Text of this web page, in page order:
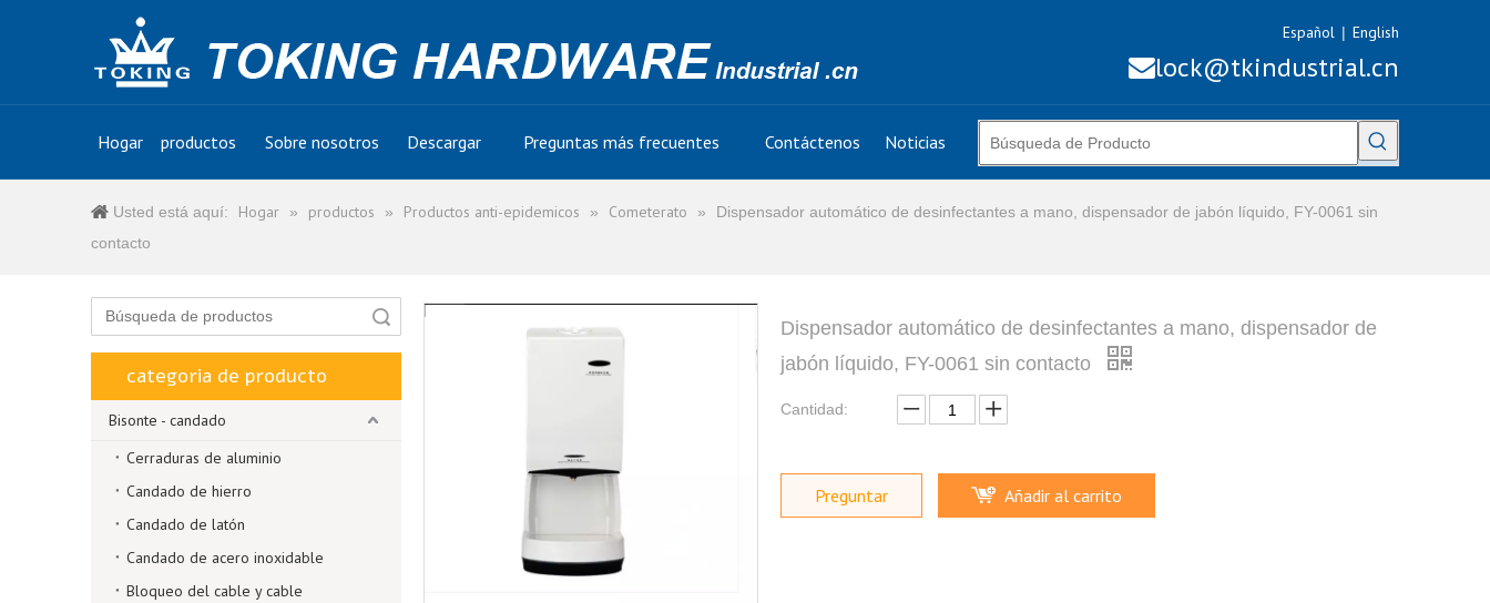
Español | English
lock@tkindustrial.cn
Hogar productos Sobre nosotros Descargar Preguntas más frecuentes Contáctenos Noticias
Usted está aquí: Hogar » productos » Productos anti-epidemicos » Cometerato »
Dispensador automático de desinfectantes a mano, dispensador de jabón líquido, FY-0061 sin
contacto
categoria de producto
Bisonte - candado
Cerraduras de aluminio
Candado de hierro
Candado de latón
Candado de acero inoxidable
Bloqueo del cable y cable
Dispensador automático de desinfectantes a mano, dispensador de
jabón líquido, FY-0061 sin contacto
Cantidad:
Preguntar Añadir al carrito